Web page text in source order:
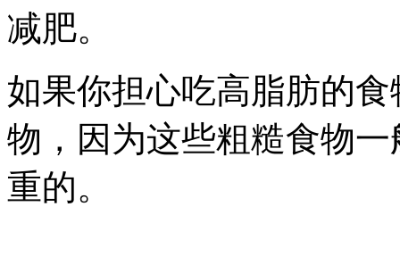
减肥。
如果你担心吃高脂肪的
物，因为这些粗糙食物
重的。